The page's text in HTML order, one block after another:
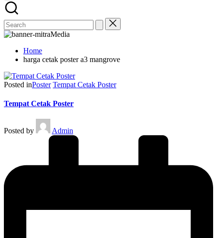
Home
harga cetak poster a3 mangrove
Posted inPoster Tempat Cetak Poster
Tempat Cetak Poster
Posted by Admin